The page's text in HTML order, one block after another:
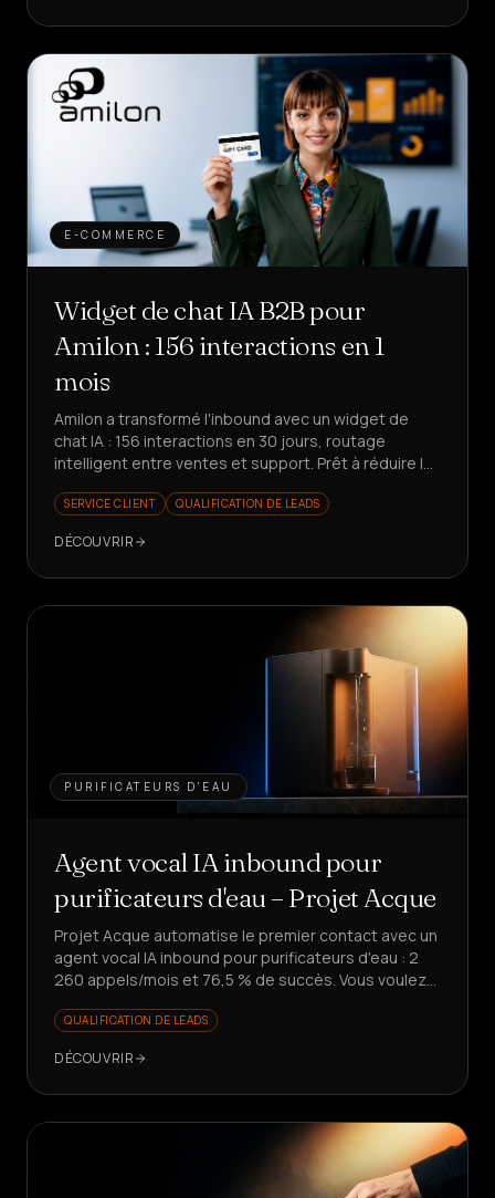
E-COMMERCE
Widget de chat IA B2B pour
Amilon : 156 interactions en 1
mois
Amilon a transformé l'inbound avec un widget de
chat IA : 156 interactions en 30 jours, routage
intelligent entre ventes et support. Prêt à réduire le
SERVICE CLIENT QUALIFICATION DE LEADS
DÉCOUVRIR
PURIFICATEURS D'EAU
Agent vocal IA inbound pour
purificateurs d'eau – Projet Acque
Projet Acque automatise le premier contact avec un
agent vocal IA inbound pour purificateurs d'eau : 2
260 appels/mois et 76,5 % de succès. Vous voulez
QUALIFICATION DE LEADS
DÉCOUVRIR